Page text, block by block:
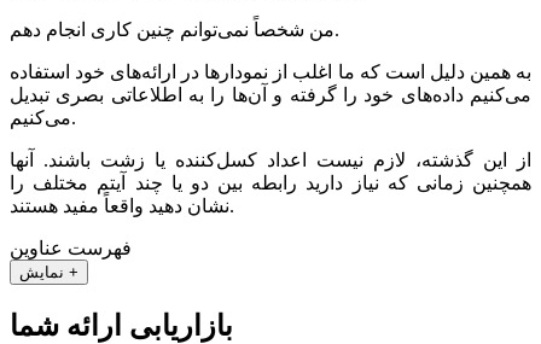
من شخصاً نمی‌توانم چنین کاری انجام دهم.
به همین دلیل است که ما اغلب از نمودارها در ارائه‌های خود استفاده
می‌کنیم داده‌های خود را گرفته و آن‌ها را به اطلاعاتی بصری تبدیل
می‌کنیم.
از این گذشته، لازم نیست اعداد کسل‌کننده یا زشت باشند. آنها
همچنین زمانی که نیاز دارید رابطه بین دو یا چند آیتم مختلف را
نشان دهید واقعاً مفید هستند.
فهرست عناوین
نمایش +
بازاریابی ارائه شما